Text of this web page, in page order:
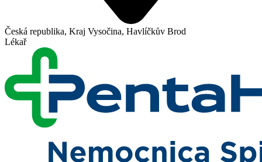
Česká republika, Kraj Vysočina, Havlíčkův Brod
Lékař